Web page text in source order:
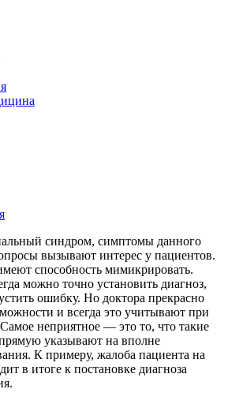
синдром, симптомы данного
вызывают интерес у пациентов.
способность мимикрировать.
можно точно установить диагноз,
ошибку. Но доктора прекрасно
и всегда это учитывают при
неприятное — это то, что такие
указывают на вполне
К примеру, жалоба пациента на
в итоге к постановке диагноза